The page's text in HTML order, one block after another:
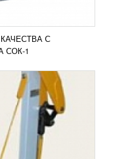
С
СОК-1
КОНВЕЙЕР